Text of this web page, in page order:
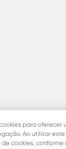
para oferecer
Ao utilizar
cookies, conforme